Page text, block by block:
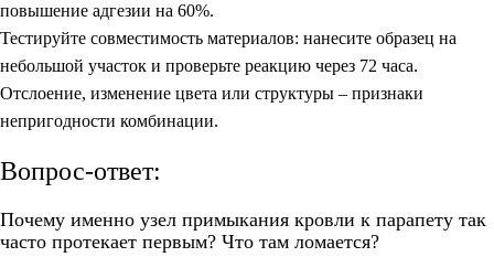
повышение адгезии на 60%.
Тестируйте совместимость материалов: нанесите образец на
небольшой участок и проверьте реакцию через 72 часа.
Отслоение, изменение цвета или структуры – признаки
непригодности комбинации.
Вопрос-ответ:
Почему именно узел примыкания кровли к парапету так
часто протекает первым? Что там ломается?